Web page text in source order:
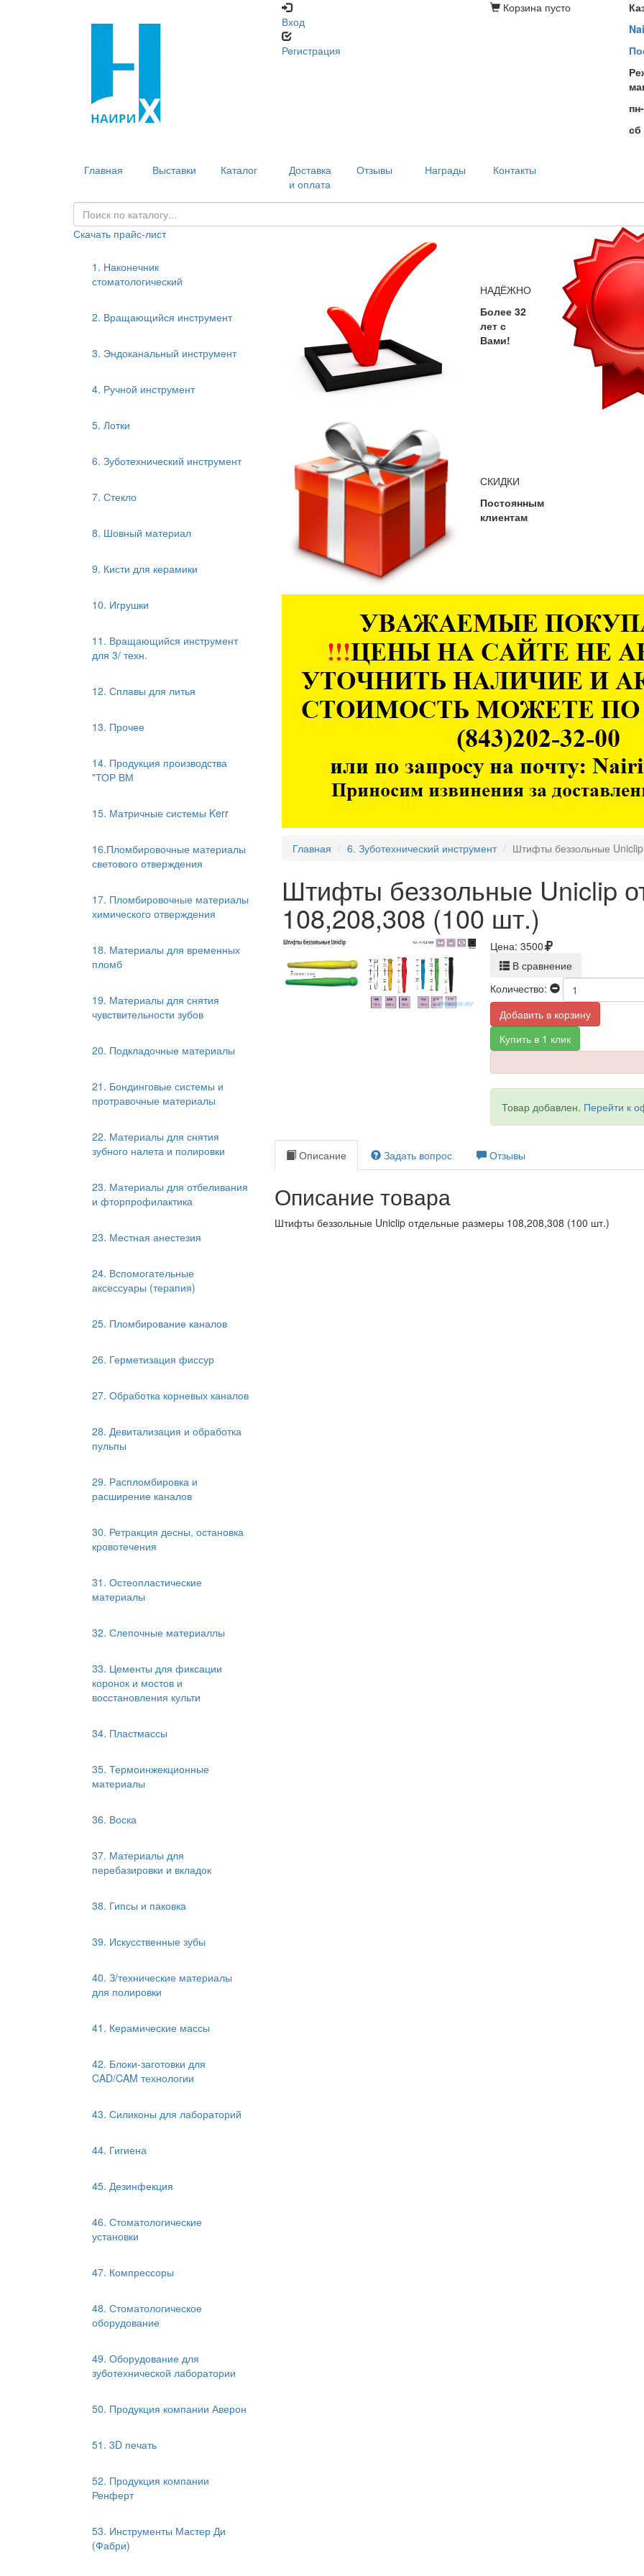
Вход
Регистрация
Корзина пусто
сб
Главная Выставки Каталог
Доставка
и оплата
Отзывы Награды Контакты
Скачать прайс-лист
1. Наконечник
стоматологический
2. Вращающийся инструмент
3. Эндоканальный инструмент
4. Ручной инструмент
5. Лотки
6. Зуботехнический инструмент
7. Стекло
8. Шовный материал
9. Кисти для керамики
10. Игрушки
11. Вращающийся инструмент
для 3/ техн.
12. Сплавы для литья
13. Прочее
14. Продукция производства
"ТОР ВМ
15. Матричные системы Kerr
16.Пломбировочные материалы
светового отверждения
17. Пломбировочные материалы
химического отверждения
18. Материалы для временных
пломб
19. Материалы для снятия
чувствительности зубов
20. Подкладочные материалы
21. Бондинговые системы и
протравочные материалы
22. Материалы для снятия
зубного налета и полировки
23. Материалы для отбеливания
и фторпрофилактика
23. Местная анестезия
24. Вспомогательные
аксессуары (терапия)
25. Пломбирование каналов
26. Герметизация фиссур
27. Обработка корневых каналов
28. Девитализация и обработка
пульпы
29. Распломбировка и
расширение каналов
30. Ретракция десны, остановка
кровотечения
31. Остеопластические
материалы
32. Слепочные материаллы
33. Цементы для фиксации
коронок и мостов и
восстановления культи
34. Пластмассы
35. Термоинжекционные
материалы
36. Воска
37. Материалы для
перебазировки и вкладок
38. Гипсы и паковка
39. Искусственные зубы
40. З/технические материалы
для полировки
41. Керамические массы
42. Блоки-заготовки для
CAD/CAM технологии
43. Силиконы для лабораторий
44. Гигиена
45. Дезинфекция
46. Стоматологические
установки
47. Компрессоры
48. Стоматологическое
оборудование
49. Оборудование для
зуботехнической лаборатории
50. Продукция компании Аверон
51. 3D печать
52. Продукция компании
Ренферт
53. Инструменты Мастер Ди
(Фабри)
НАДЁЖНО
Более 32
лет с
Вами!
СКИДКИ
Постоянным
клиентам
Главная 6. Зуботехнический инструмент Штифты беззольные
Штифты беззольные Uniclip
108,208,308 (100 шт.)
Цена: 3500
В сравнение
Количество:
Добавить в корзину
Купить в 1 клик
Товар добавлен. Перейти к
Описание Задать вопрос Отзывы
Описание товара
Штифты беззольные Uniclip отдельные размеры 108,208,308 (100 шт.)